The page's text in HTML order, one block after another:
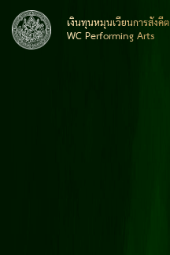
เงินทุนหมุนเวียนการสังคีต
WC Performing Arts